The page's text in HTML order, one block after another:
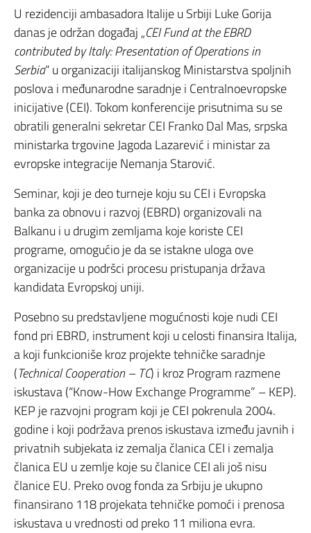
U rezidenciji ambasadora Italije u Srbiji Luke Gorija
danas je održan događaj „CEI Fund at the EBRD
contributed by Italy: Presentation of Operations in
Serbia“ u organizaciji italijanskog Ministarstva spoljnih
poslova i međunarodne saradnje i Centralnoevropske
inicijative (CEI). Tokom konferencije prisutnima su se
obratili generalni sekretar CEI Franko Dal Mas, srpska
ministarka trgovine Jagoda Lazarević i ministar za
evropske integracije Nemanja Starović.
Seminar, koji je deo turneje koju su CEI i Evropska
banka za obnovu i razvoj (EBRD) organizovali na
Balkanu i u drugim zemljama koje koriste CEI
programe, omogućio je da se istakne uloga ove
organizacije u podršci procesu pristupanja država
kandidata Evropskoj uniji.
Posebno su predstavljene mogućnosti koje nudi CEI
fond pri EBRD, instrument koji u celosti finansira Italija,
a koji funkcioniše kroz projekte tehničke saradnje
(Technical Cooperation – TC) i kroz Program razmene
iskustava (“Know-How Exchange Programme” – KEP).
KEP je razvojni program koji je CEI pokrenula 2004.
godine i koji podržava prenos iskustava između javnih i
privatnih subjekata iz zemalja članica CEI i zemalja
članica EU u zemlje koje su članice CEI ali još nisu
članice EU. Preko ovog fonda za Srbiju je ukupno
finansirano 118 projekata tehničke pomoći i prenosa
iskustava u vrednosti od preko 11 miliona evra.